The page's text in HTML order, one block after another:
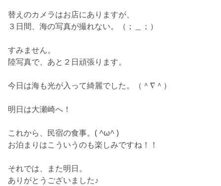
替えのカメラはお店にありますが、
３日間、海の写真が撮れない。（；＿；）
すみません。
陸写真で、あと２日頑張ります。
今日は海も光が入って綺麗でした。（＾∇＾）
明日は大瀬崎へ！
これから、民宿の食事。( ^ω^ )
お泊まりはこういうのも楽しみですね！！
それでは、また明日。
ありがとうございました♪